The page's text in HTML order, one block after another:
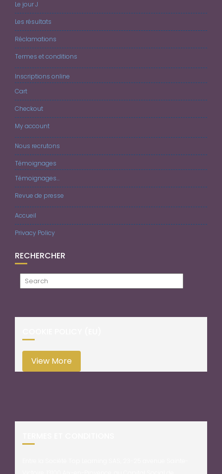
Le jour J
Les résultats
Réclamations
Termes et conditions
Inscriptions online
Cart
Checkout
My account
Nous recrutons
Témoignages
Témoignages…
Revue de presse
Accueil
Privacy Policy
RECHERCHER
View More